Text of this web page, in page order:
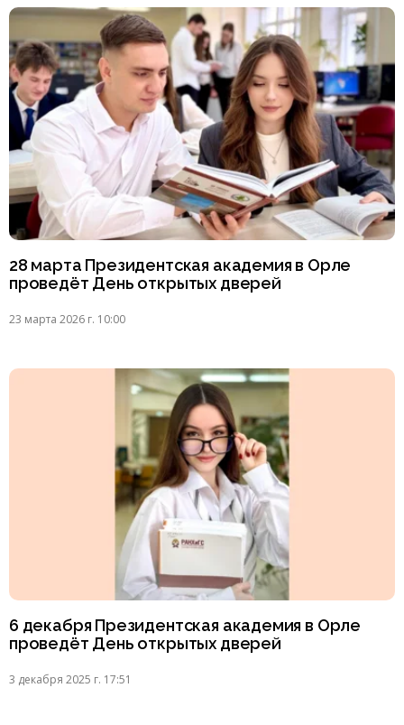
28 марта Президентская академия в Орле
проведёт День открытых дверей
23 марта 2026 г. 10:00
6 декабря Президентская академия в Орле
проведёт День открытых дверей
3 декабря 2025 г. 17:51